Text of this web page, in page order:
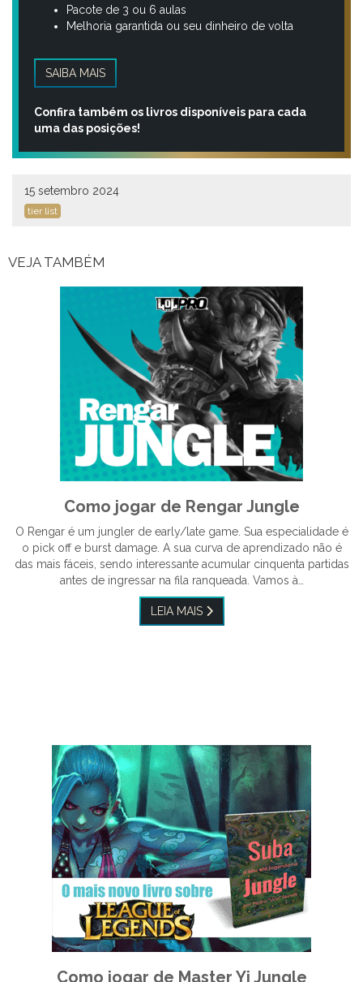
Pacote de 3 ou 6 aulas
Melhoria garantida ou seu dinheiro de volta
SAIBA MAIS
Confira também os livros disponíveis para cada
uma das posições!
15 setembro 2024
tier list
VEJA TAMBÉM
Como jogar de Rengar Jungle
O Rengar é um jungler de early/late game. Sua especialidade é
o pick off e burst damage. A sua curva de aprendizado não é
das mais fáceis, sendo interessante acumular cinquenta partidas
antes de ingressar na fila ranqueada. Vamos à…
LEIA MAIS
Como jogar de Master Yi Jungle